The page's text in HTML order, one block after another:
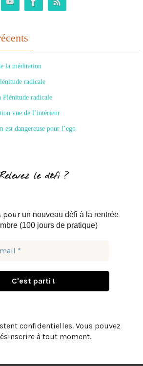
la méditation
radicale
Plénitude radicale
vue de l’intérieur
est dangereuse pour l’ego
le défi ?
pour un nouveau défi à la rentrée
(100 jours de pratique)
confidentielles. Vous pouvez
à tout moment.